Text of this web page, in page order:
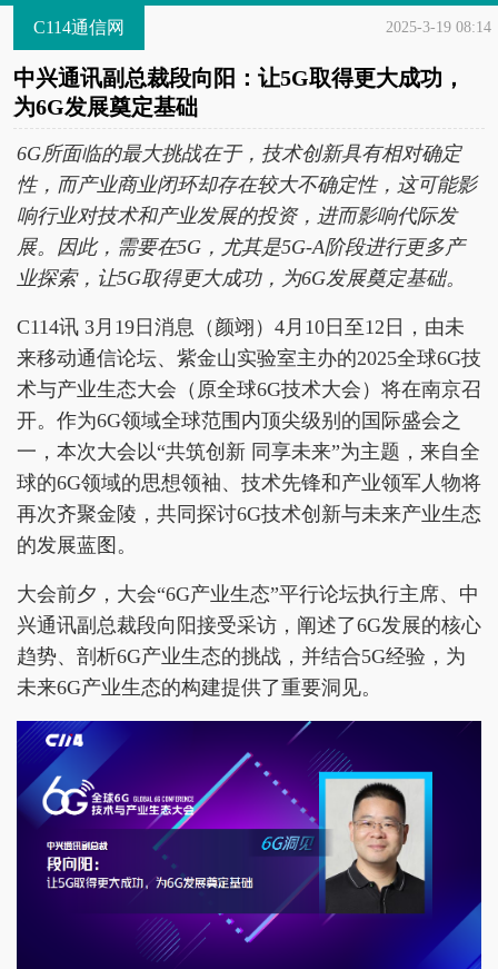
C114通信网 2025-3-19 08:14
中兴通讯副总裁段向阳：让5G取得更大成功，
为6G发展奠定基础
6G所面临的最大挑战在于，技术创新具有相对确定
性，而产业商业闭环却存在较大不确定性，这可能影
响行业对技术和产业发展的投资，进而影响代际发
展。因此，需要在5G，尤其是5G-A阶段进行更多产
业探索，让5G取得更大成功，为6G发展奠定基础。
C114讯 3月19日消息（颜翊）4月10日至12日，由未
来移动通信论坛、紫金山实验室主办的2025全球6G技
术与产业生态大会（原全球6G技术大会）将在南京召
开。作为6G领域全球范围内顶尖级别的国际盛会之
一，本次大会以“共筑创新 同享未来”为主题，来自全
球的6G领域的思想领袖、技术先锋和产业领军人物将
再次齐聚金陵，共同探讨6G技术创新与未来产业生态
的发展蓝图。
大会前夕，大会“6G产业生态”平行论坛执行主席、中
兴通讯副总裁段向阳接受采访，阐述了6G发展的核心
趋势、剖析6G产业生态的挑战，并结合5G经验，为
未来6G产业生态的构建提供了重要洞见。